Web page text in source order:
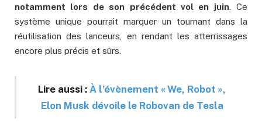
notamment lors de son précédent vol en juin. Ce
système unique pourrait marquer un tournant dans la
réutilisation des lanceurs, en rendant les atterrissages
encore plus précis et sûrs.
Lire aussi : À l’évènement « We, Robot »,
Elon Musk dévoile le Robovan de Tesla